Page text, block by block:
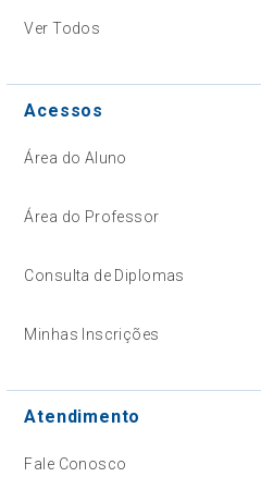
Ver Todos
Acessos
Área do Aluno
Área do Professor
Consulta de Diplomas
Minhas Inscrições
Atendimento
Fale Conosco